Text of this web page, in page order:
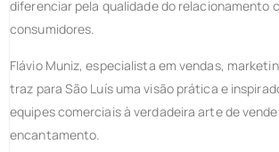
diferenciar pela qualidade do relacionamento
consumidores.
Flávio Muniz, especialista em vendas,
traz para São Luís uma visão prática e
equipes comerciais à verdadeira arte de
encantamento.